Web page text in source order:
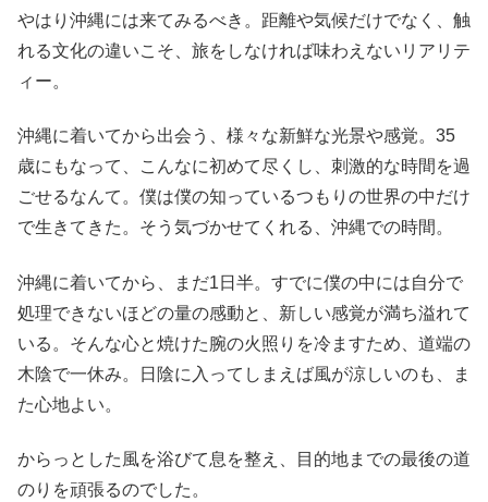
やはり沖縄には来てみるべき。距離や気候だけでなく、触
れる文化の違いこそ、旅をしなければ味わえないリアリテ
ィー。
沖縄に着いてから出会う、様々な新鮮な光景や感覚。35
歳にもなって、こんなに初めて尽くし、刺激的な時間を過
ごせるなんて。僕は僕の知っているつもりの世界の中だけ
で生きてきた。そう気づかせてくれる、沖縄での時間。
沖縄に着いてから、まだ1日半。すでに僕の中には自分で
処理できないほどの量の感動と、新しい感覚が満ち溢れて
いる。そんな心と焼けた腕の火照りを冷ますため、道端の
木陰で一休み。日陰に入ってしまえば風が涼しいのも、ま
た心地よい。
からっとした風を浴びて息を整え、目的地までの最後の道
のりを頑張るのでした。